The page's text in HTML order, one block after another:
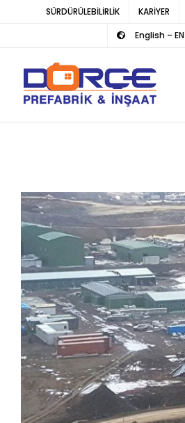
SÜRDÜRÜLEBİLİRLİK KARİYER
English – EN